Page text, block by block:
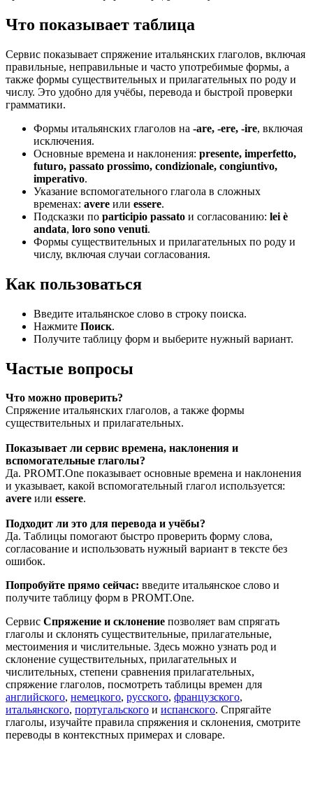
Что показывает таблица
Сервис показывает спряжение итальянских глаголов, включая
правильные, неправильные и часто употребимые формы, а
также формы существительных и прилагательных по роду и
числу. Это удобно для учёбы, перевода и быстрой проверки
грамматики.
Формы итальянских глаголов на -are, -ere, -ire, включая
исключения.
Основные времена и наклонения: presente, imperfetto,
futuro, passato prossimo, condizionale, congiuntivo,
imperativo.
Указание вспомогательного глагола в сложных
временах: avere или essere.
Подсказки по participio passato и согласованию: lei è
andata, loro sono venuti.
Формы существительных и прилагательных по роду и
числу, включая случаи согласования.
Как пользоваться
Введите итальянское слово в строку поиска.
Нажмите Поиск.
Получите таблицу форм и выберите нужный вариант.
Частые вопросы
Что можно проверить?
Спряжение итальянских глаголов, а также формы
существительных и прилагательных.
Показывает ли сервис времена, наклонения и
вспомогательные глаголы?
Да. PROMT.One показывает основные времена и наклонения
и указывает, какой вспомогательный глагол используется:
avere или essere.
Подходит ли это для перевода и учёбы?
Да. Таблицы помогают быстро проверить форму слова,
согласование и использовать нужный вариант в тексте без
ошибок.
Попробуйте прямо сейчас: введите итальянское слово и
получите таблицу форм в PROMT.One.
Сервис Спряжение и склонение позволяет вам спрягать
глаголы и склонять существительные, прилагательные,
местоимения и числительные. Здесь можно узнать род и
склонение существительных, прилагательных и
числительных, степени сравнения прилагательных,
спряжение глаголов, посмотреть таблицы времен для
английского, немецкого, русского, французского,
итальянского, португальского и испанского. Спрягайте
глаголы, изучайте правила спряжения и склонения, смотрите
переводы в контекстных примерах и словаре.